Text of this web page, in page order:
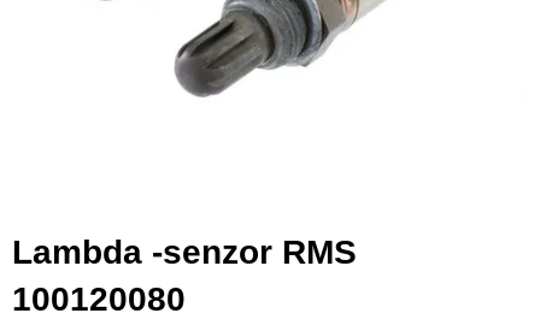
Lambda -senzor RMS
100120080